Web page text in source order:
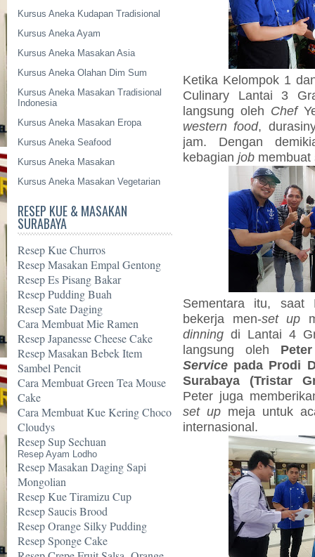
Kursus Aneka Kudapan Tradisional
Kursus Aneka Ayam
Kursus Aneka Masakan Asia
Kursus Aneka Olahan Dim Sum
Kursus Aneka Masakan Tradisional
Indonesia
Kursus Aneka Masakan Eropa
Kursus Aneka Seafood
Kursus Aneka Masakan
Kursus Aneka Masakan Vegetarian
RESEP KUE & MASAKAN
SURABAYA
Resep Kue Churros
Resep Masakan Empal Gentong
Resep Es Pisang Bakar
Resep Pudding Buah
Resep Sate Daging
Cara Membuat Mie Ramen
Resep Japanesse Cheese Cake
Resep Masakan Bebek Item
Sambel Pencit
Cara Membuat Green Tea Mouse
Cake
Cara Membuat Kue Kering Choco
Cloudys
Resep Sup Sechuan
Resep Ayam Lodho
Resep Masakan Daging Sapi
Mongolian
Resep Kue Tiramizu Cup
Resep Saucis Brood
Resep Orange Silky Pudding
Resep Sponge Cake
Ketika Kelompok 1
Culinary Lantai 3
langsung oleh Chef
western food,
jam. Dengan
kebagian job membuat
Sementara itu, saat
bekerja men-set up
dinning di Lantai 4
langsung oleh
Service pada Prodi
Surabaya (Tristar
Peter juga
set upmeja untuk
internasional.